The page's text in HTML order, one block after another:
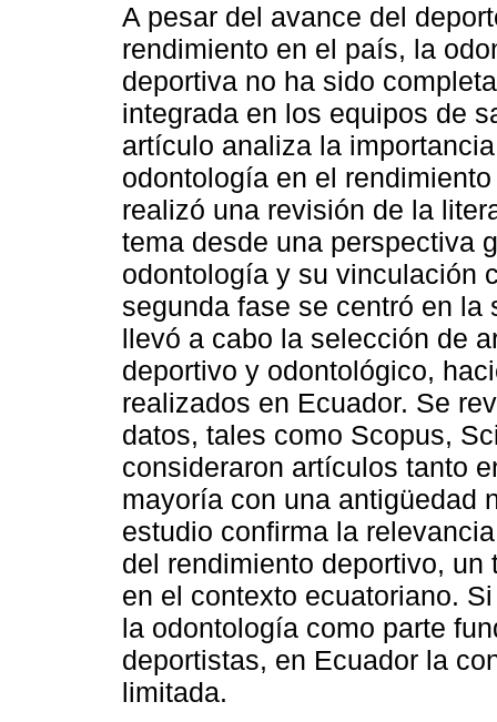
A pesar del avance del
rendimiento en el país, la
deportiva no ha sido
integrada en los equipos de
artículo analiza la
odontología en el
realizó una revisión de la
tema desde una perspectiva
odontología y su vinculación
segunda fase se centró en
llevó a cabo la selección de
deportivo y odontológico,
realizados en Ecuador. Se
datos, tales como Scopus,
consideraron artículos tanto
mayoría con una antigüedad
estudio confirma la
del rendimiento deportivo,
en el contexto ecuatoriano.
la odontología como parte
deportistas, en Ecuador la
limitada.